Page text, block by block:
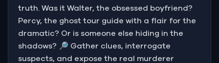
truth. Was it Walter, the obsessed boyfriend?
Percy, the ghost tour guide with a flair for the
dramatic? Or is someone else hiding in the
shadows? 🔎 Gather clues, interrogate
suspects, and expose the real murderer